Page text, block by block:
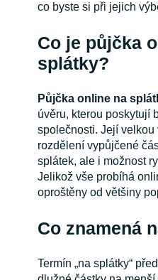
co byste si při jejich
Co je půjčka
splátky?
Půjčka online na
úvěru, kterou poskytují
společnosti. Její velkou
rozdělení vypůjčené
splátek, ale i možnost
Jelikož vše probíhá
oproštěny od většiny
Co znamená
Termín „na splátky“